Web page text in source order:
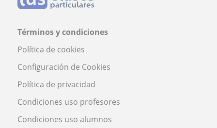
Términos y condiciones
Política de cookies
Configuración de Cookies
Política de privacidad
Condiciones uso profesores
Condiciones uso alumnos